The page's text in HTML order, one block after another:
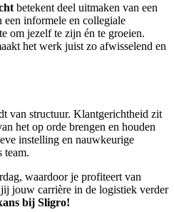
betekent deel uitmaken van een
een informele en collegiale
om jezelf te zijn én te groeien.
het werk juist zo afwisselend en
van structuur. Klantgerichtheid zit
het op orde brengen en houden
instelling en nauwkeurige
team.
waardoor je profiteert van
jouw carrière in de logistiek verder
bij Sligro!